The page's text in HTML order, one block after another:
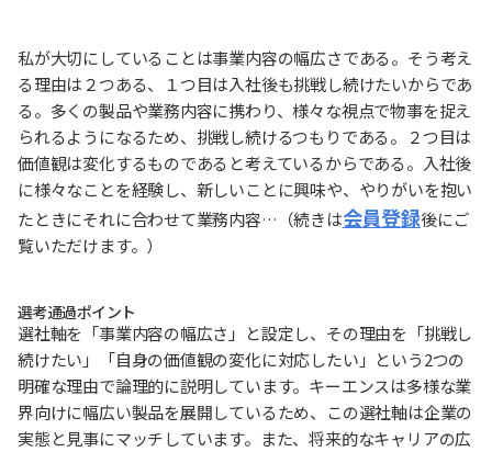
私が大切にしていることは事業内容の幅広さである。そう考え
る理由は２つある、１つ目は入社後も挑戦し続けたいからであ
る。多くの製品や業務内容に携わり、様々な視点で物事を捉え
られるようになるため、挑戦し続けるつもりである。２つ目は
価値観は変化するものであると考えているからである。入社後
に様々なことを経験し、新しいことに興味や、やりがいを抱い
たときにそれに合わせて業務内容…（続きは会員登録後にご
覧いただけます。）
選考通過ポイント
選社軸を「事業内容の幅広さ」と設定し、その理由を「挑戦し
続けたい」「自身の価値観の変化に対応したい」という2つの
明確な理由で論理的に説明しています。キーエンスは多様な業
界向けに幅広い製品を展開しているため、この選社軸は企業の
実態と見事にマッチしています。また、将来的なキャリアの広